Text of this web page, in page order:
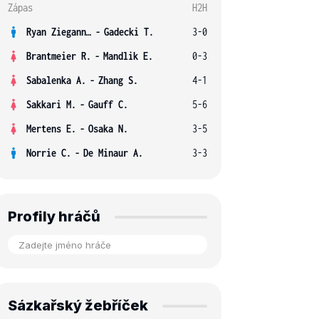
Zápas
H2H
Ryan Ziegann S. - Gadecki T.
3-0
Brantmeier R. - Mandlik E.
0-3
Sabalenka A. - Zhang S.
4-1
Sakkari M. - Gauff C.
5-6
Mertens E. - Osaka N.
3-5
Norrie C. - De Minaur A. 3-3
Profily hráčů
Sázkařský žebříček